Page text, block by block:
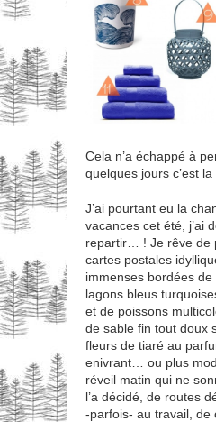
Cela n’a échappé à
quelques jours c’est
J’ai pourtant eu la
vacances cet été, j’ai
repartir… ! Je rêve de
cartes postales
immenses bordées
lagons bleus
et de poissons
de sable fin tout doux
fleurs de tiaré au
enivrant… ou plus
réveil matin qui ne
l’a décidé, de routes
-parfois- au travail, de